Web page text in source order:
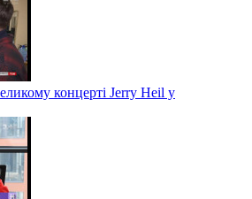
концерті Jerry Heil у